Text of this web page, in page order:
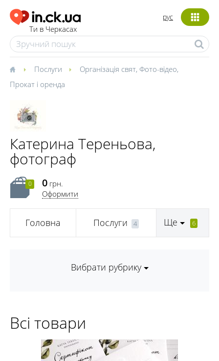
Ти в Черкасах
рус
Послуги Організація свят, Фото-відео,
Прокат і оренда
Катерина Тереньова,
фотограф
0 0 грн.
Оформити
Головна Послуги 4 Ще 6
Вибрати рубрику
Всі товари